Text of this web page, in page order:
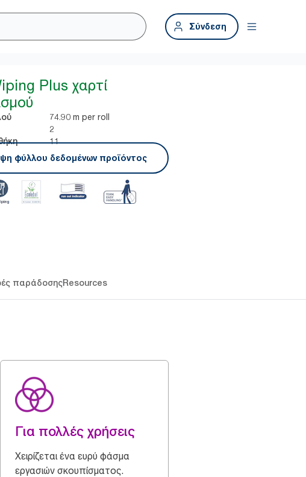
Σύνδεση
Plus χαρτί
74.90 m per roll
2
11
φύλλου δεδομένων προϊόντος
παράδοσηςResources
Για πολλές χρήσεις
Χειρίζεται ένα ευρύ φάσμα
εργασιών σκουπίσματος.